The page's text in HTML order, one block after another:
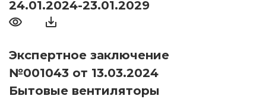
24.01.2024-23.01.2029
Экспертное заключение
№001043 от 13.03.2024
Бытовые вентиляторы